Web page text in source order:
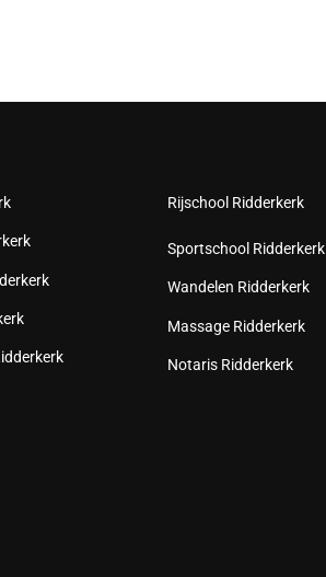
Rijschool Ridderkerk
Sportschool Ridderkerk
Wandelen Ridderkerk
Massage Ridderkerk
Notaris Ridderkerk